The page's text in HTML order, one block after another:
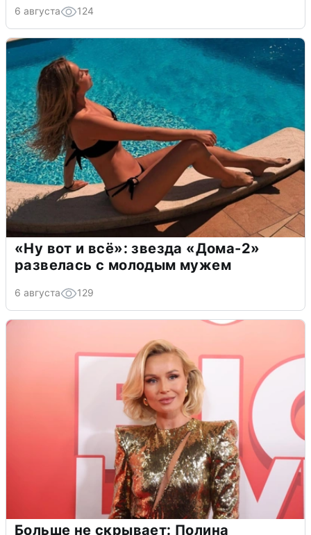
6 августа 124
«Ну вот и всё»: звезда «Дома-2»
развелась с молодым мужем
6 августа 129
Больше не скрывает: Полина